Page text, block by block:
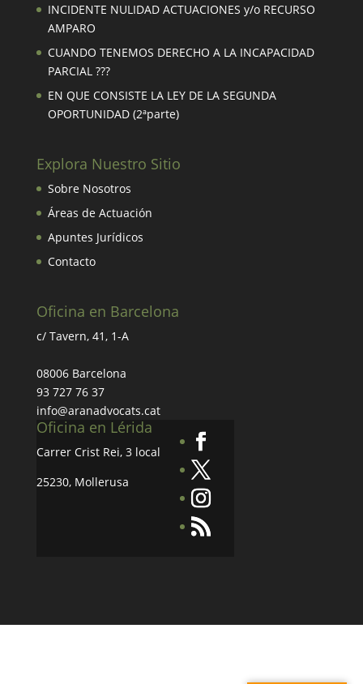
INCIDENTE NULIDAD ACTUACIONES y/o RECURSO
AMPARO
CUANDO TENEMOS DERECHO A LA INCAPACIDAD
PARCIAL ???
EN QUE CONSISTE LA LEY DE LA SEGUNDA
OPORTUNIDAD (2ªparte)
Explora Nuestro Sitio
Sobre Nosotros
Áreas de Actuación
Apuntes Jurídicos
Contacto
Oficina en Barcelona
c/ Tavern, 41, 1-A
08006 Barcelona
93 727 76 37
info@aranadvocats.cat
Oficina en Lérida
Carrer Crist Rei, 3 local
25230, Mollerusa